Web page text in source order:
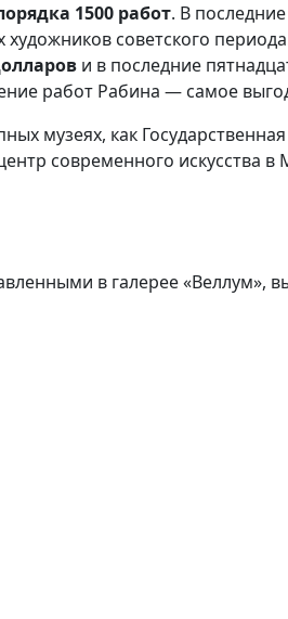
1500 работ. В
советского
и в последние
работ Рабина — самое
музеях, как
современного искусства
в галерее «Веллум»,